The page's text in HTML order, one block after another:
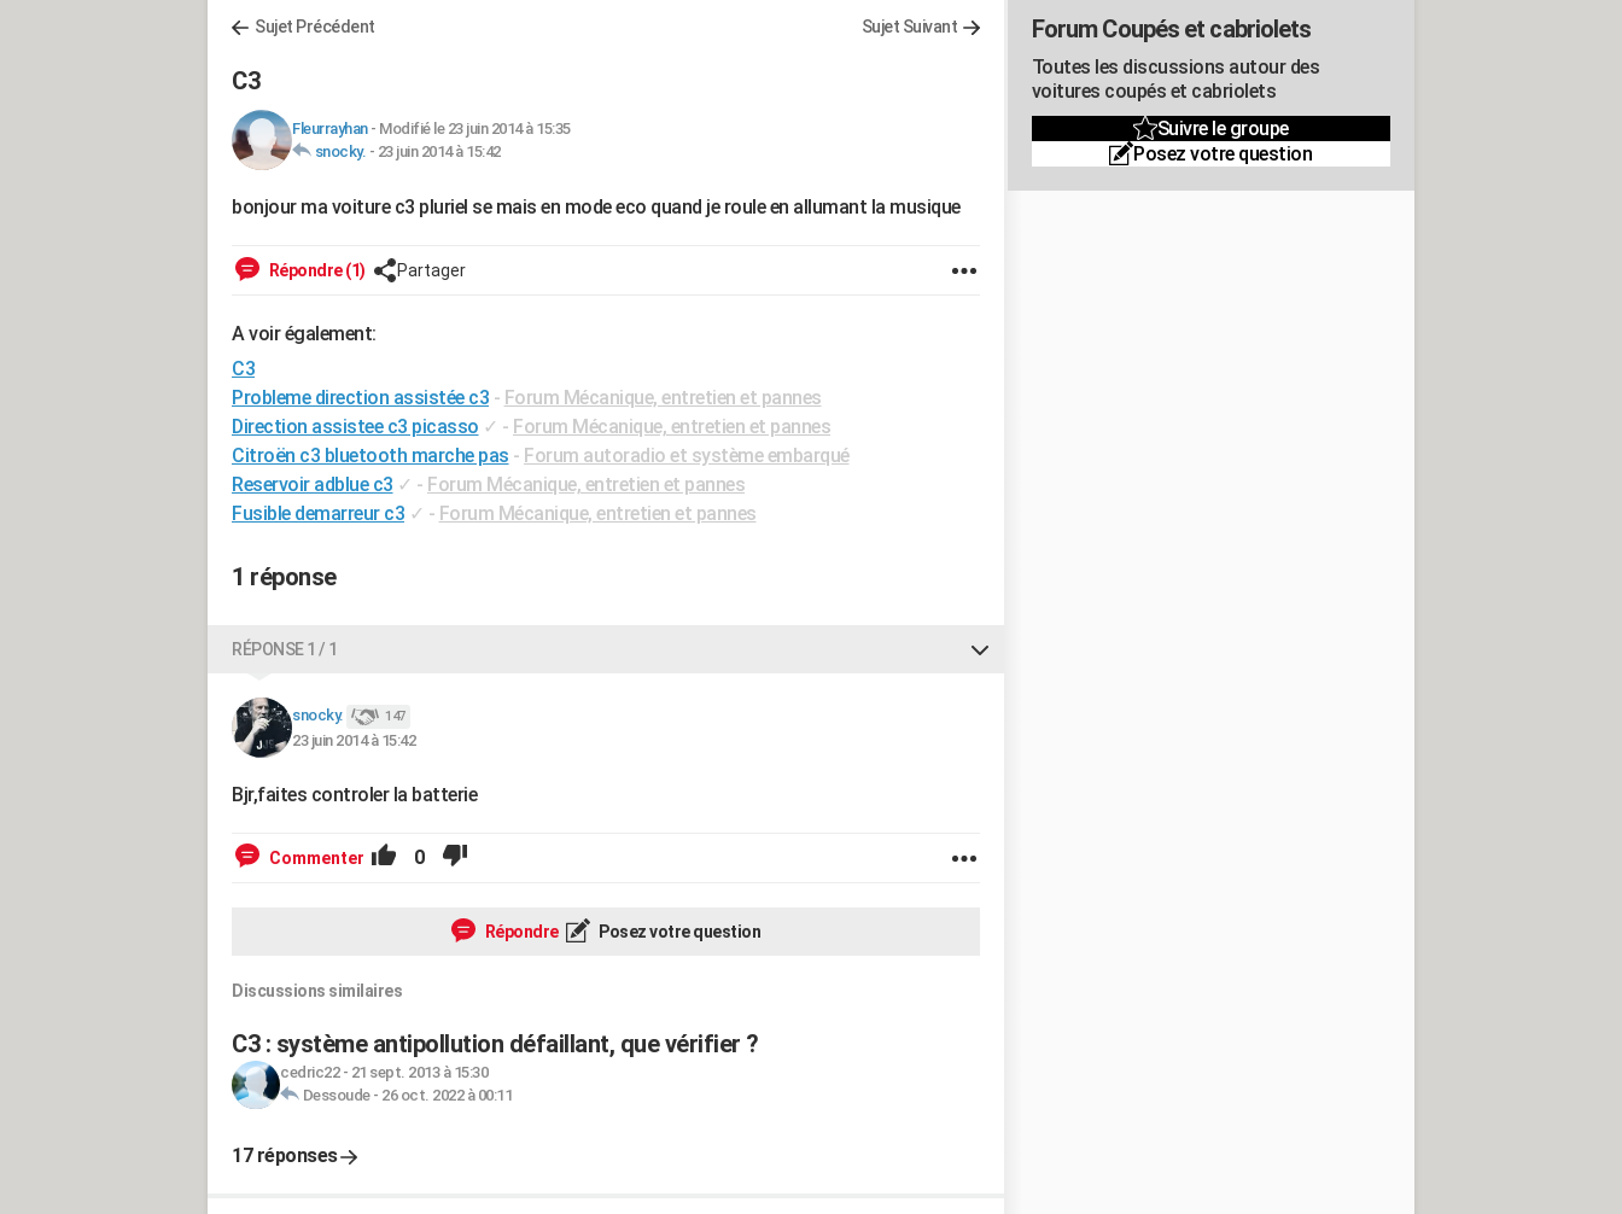
Sujet Précédent Sujet Suivant
C3
Fleurrayhan- Modifié le 23 juin 2014 à 15:35
snocky. - 23 juin 2014 à 15:42
bonjour ma voiture c3 pluriel se mais en mode eco quand je roule en allumant la musique
Répondre (1) Partager
A voir également:
C3
Probleme direction assistée c3 - Forum Mécanique, entretien et pannes
Direction assistee c3 picasso ✓ - Forum Mécanique, entretien et pannes
Citroën c3 bluetooth marche pas - Forum autoradio et système embarqué
Reservoir adblue c3 ✓ - Forum Mécanique, entretien et pannes
Fusible demarreur c3 ✓ - Forum Mécanique, entretien et pannes
1 réponse
RÉPONSE 1 / 1
snocky. 147
23 juin 2014 à 15:42
Bjr,faites controler la batterie
Commenter 0
Répondre Posez votre question
Discussions similaires
C3 : système antipollution défaillant, que vérifier ?
cedric22- 21 sept. 2013 à 15:30
Dessoude- 26 oct. 2022 à 00:11
17 réponses
Forum Coupés et cabriolets
Toutes les discussions autour des
voitures coupés et cabriolets
Suivre le groupe
Posez votre question